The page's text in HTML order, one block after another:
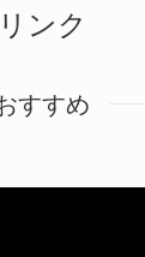
リンク
すすめ